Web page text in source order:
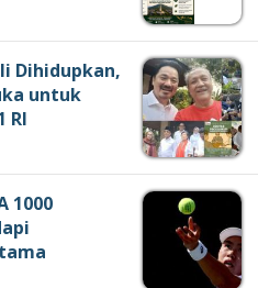
Dihidupkan,
untuk
RI
1000